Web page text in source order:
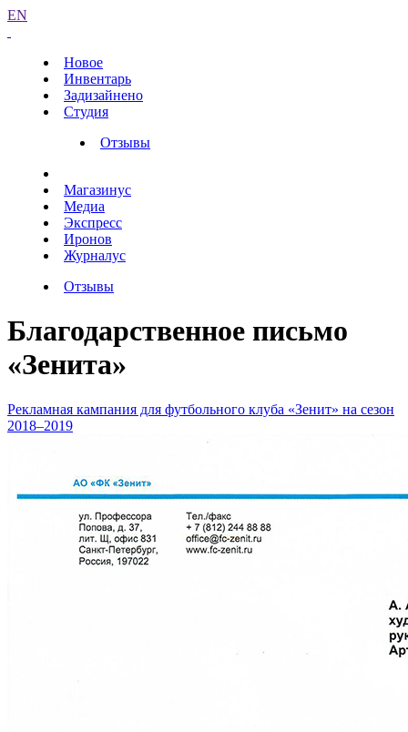
EN
Новое
Инвентарь
Задизайнено
Студия
Отзывы
Магазинус
Медиа
Экспресс
Иронов
Журналус
Отзывы
Благодарственное письмо
«Зенита»
Рекламная кампания для футболь­ного клуба «Зенит» на сезон
2018–2019